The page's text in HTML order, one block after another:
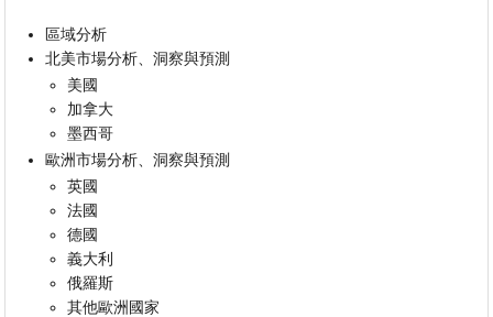
區域分析
北美市場分析、洞察與預測
美國
加拿大
墨西哥
歐洲市場分析、洞察與預測
英國
法國
德國
義大利
俄羅斯
其他歐洲國家